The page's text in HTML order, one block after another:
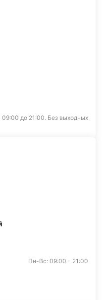
09:00 до 21:00. Без выходных
Пн-Вс: 09:00 - 21:00